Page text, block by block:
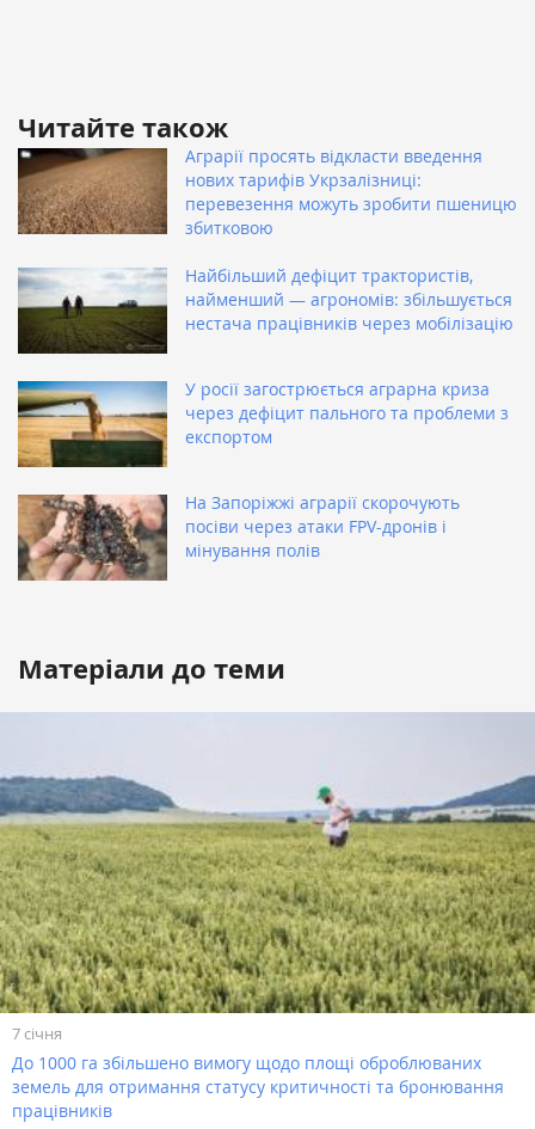
Читайте також
Аграрії просять відкласти введення
нових тарифів Укрзалізниці:
перевезення можуть зробити пшеницю
збитковою
Найбільший дефіцит трактористів,
найменший — агрономів: збільшується
нестача працівників через мобілізацію
У росії загострюється аграрна криза
через дефіцит пального та проблеми з
експортом
На Запоріжжі аграрії скорочують
посіви через атаки FPV-дронів і
мінування полів
Матеріали до теми
7 січня
До 1000 га збільшено вимогу щодо площі оброблюваних
земель для отримання статусу критичності та бронювання
працівників